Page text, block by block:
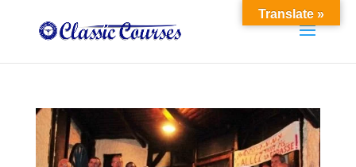
Translate »